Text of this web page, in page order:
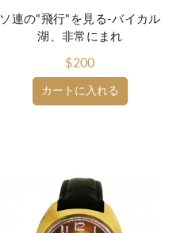
カートに入れる
ソ連の"飛行"を見る-バイカル
湖、非常にまれ
$200